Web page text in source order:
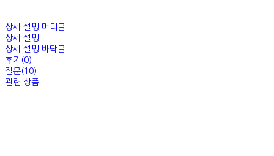
상세 설명 머리글
상세 설명
상세 설명 바닥글
후기(0)
질문(10)
관련 상품